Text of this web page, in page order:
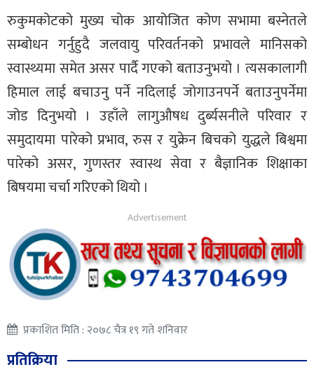
रुकुमकोटको मुख्य चोक आयोजित कोण सभामा बस्नेतले
सम्बोधन गर्नुहुदै जलवायु परिवर्तनको प्रभावले मानिसको
स्वास्थ्यमा समेत असर पार्दै गएको बताउनुभयो । त्यसकालागी
हिमाल लाई बचाउनु पर्ने नदिलाई जोगाउनपर्ने बताउनुपर्नेमा
जोड दिनुभयो । उहाँले लागुऔषध दुर्ब्यसनीले परिवार र
समुदायमा पारेको प्रभाव, रुस र युक्रेन बिचको युद्धले बिश्वमा
पारेको असर, गुणस्तर स्वास्थ सेवा र बैज्ञानिक शिक्षाका
बिषयमा चर्चा गरिएको थियो ।
प्रकाशित मिति : २०७८ चैत्र १९ गते शनिवार
प्रतिक्रिया